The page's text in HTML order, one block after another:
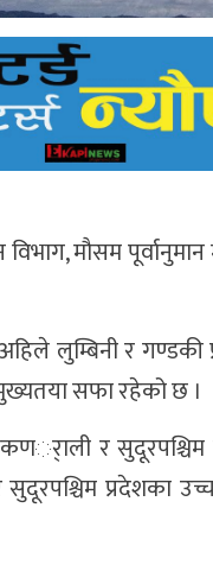
मौसम
लुम्बिनी र
सफा रहेको छ ।
र सुदूरपश्चिम
प्रदेशका